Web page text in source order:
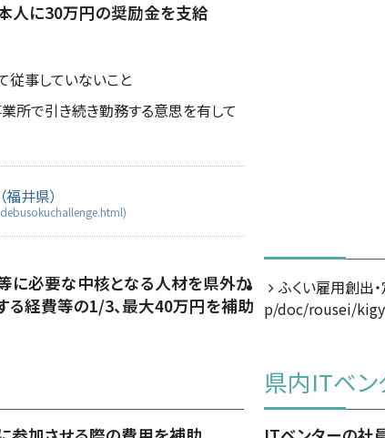
人に30万円の奨励金を支給
事していないこと
所で引き続き勤務する意思を有して
井県）
に必要な中核となる人材を県外か
経費等の1/3、最大40万円を補助
ふくい雇用創出
p/doc/rousei/
県内ITベ